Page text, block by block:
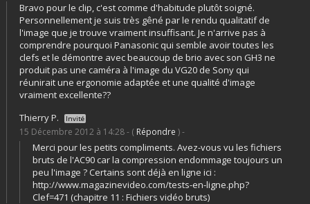
Bravo pour le clip, c'est comme d'habitude plutôt soigné.
Personnellement je suis très gêné par le rendu qualitatif de
l'image que je trouve vraiment insuffisant. Je n'arrive pas à
comprendre pourquoi Panasonic qui semble avoir toutes les
clefs et le démontre avec beaucoup de brio avec son GH3 ne
produit pas une caméra à l'image du VG20 de Sony qui
réunirait une ergonomie adaptée et une qualité d'image
vraiment excellente??
Thierry P.
Invité
15 Décembre 2012 à 14:28 - ( Répondre ) -
Merci pour les petits compliments. Avez-vous vu les fichiers
bruts de l'AC90 car la compression endommage toujours un
peu l'image ? Certains sont déjà en ligne ici :
http://www.magazinevideo.com/tests-en-ligne.php?
Clef=471 (chapitre 11 : Fichiers vidéo bruts)